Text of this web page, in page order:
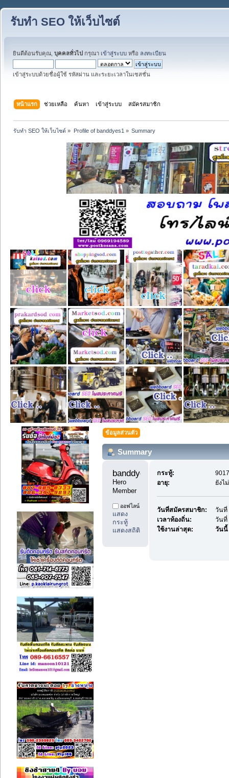
รับทำ SEO ให้เว็บไซต์
ยินดีต้อนรับคุณ, บุคคลทั่วไป กรุณา เข้าสู่ระบบ หรือ ลงทะเบียน
เข้าสู่ระบบด้วยชื่อผู้ใช้ รหัสผ่าน และระยะเวลาในเซสชั่น
หน้าแรก ช่วยเหลือ ค้นหา เข้าสู่ระบบ สมัครสมาชิก
รับทำ SEO ให้เว็บไซต์ » Profile of banddyes1 » Summary
ข้อมูลส่วนตัว
Summary
Hero
Member
ออฟไลน์
แสดง
กระทู้
แสดงสถิติ
กระทู้:
อายุ:
ยังไ
วันที่สมัครสมาชิก:
วันที่
เวลาท้องถิ่น:
วันที่
ใช้งานล่าสุด:
วันนี้